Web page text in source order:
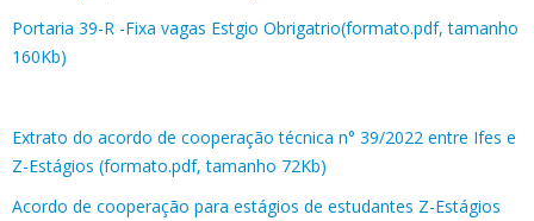
Portaria 39-R -Fixa vagas Estgio Obrigatrio(formato.pdf, tamanho
160Kb)
Extrato do acordo de cooperação técnica n° 39/2022 entre Ifes e
Z-Estágios (formato.pdf, tamanho 72Kb)
Acordo de cooperação para estágios de estudantes Z-Estágios